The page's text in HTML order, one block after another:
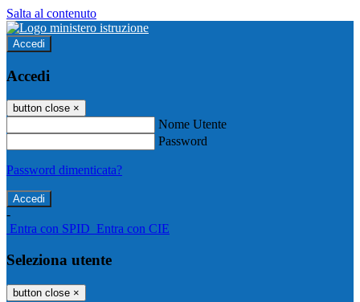
Salta al contenuto
Accedi
Accedi
button close ×
Nome Utente
Password
Password dimenticata?
-
Entra con SPID Entra con CIE
Seleziona utente
button close ×